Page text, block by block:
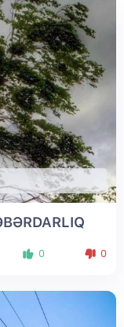
0 0